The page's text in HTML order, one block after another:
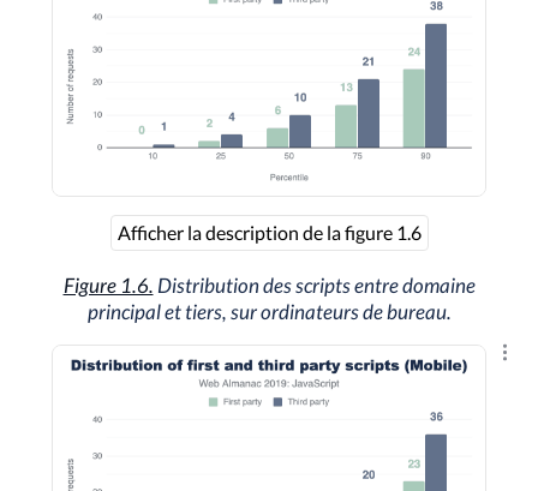
Afficher la description de la figure 1.6
Figure 1.6.Distribution des scripts entre domaine
principal et tiers, sur ordinateurs de bureau.